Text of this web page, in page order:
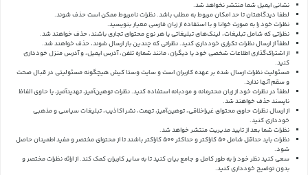
نشانی ایمیل شما منتشر نخواهد شد.
لطفا دیدگاهتان تا حد امکان مربوط به مطلب باشد. نظرات نامربوط ممکن است حذف شوند.
نظرات خود را به صورت خوانا و با استفاده از زبان فارسی معیار بنویسید.
نظراتی که شامل تبلیغات، لینک‌های تبلیغاتی یا هر نوع محتوای تجاری باشند، حذف خواهند شد.
لطفاً از ارسال نظرات تکراری خودداری کنید. نظراتی که چندین بار ارسال شوند، حذف خواهند شد.
از اشتراک‌گذاری اطلاعات شخصی خود یا دیگران، مانند شماره تلفن، آدرس ایمیل، و آدرس منزل خودداری
کنید.
مسئولیت نظرات ارسال شده بر عهده کاربران است و سایت وستا کیش هیچگونه مسئولیتی در قبال صحت
و سقم آنها ندارد.
لطفاً در نظرات خود از زبان محترمانه و مودبانه استفاده کنید. نظرات توهین‌آمیز، تهدیدآمیز، یا حاوی الفاظ
ناپسند حذف خواهند شد.
از ارسال نظرات حاوی محتوای غیراخلاقی، توهین‌آمیز، تهمت، نشر اکاذیب، تبلیغات سیاسی و مذهبی
خودداری کنید.
نظرات شما بعد از تایید مدیریت منتشر خواهد شد.
نظرات باید حداقل شامل 50 کاراکتر و حداکثر 500 کاراکتر باشند تا از محتوای مختصر و مفید اطمینان حاصل
شود.
سعی کنید نظر خود را به طور کامل و جامع بیان کنید تا به سایر کاربران کمک کند.از ارائه نظرات مختصر و
بدون توضیح خودداری کنید.